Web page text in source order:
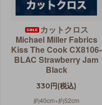
カットクロス
Michael Miller Fabrics
Kiss The Cook CX8106-
BLAC Strawberry Jam
Black
330円(税込)
約40cm×約52cm